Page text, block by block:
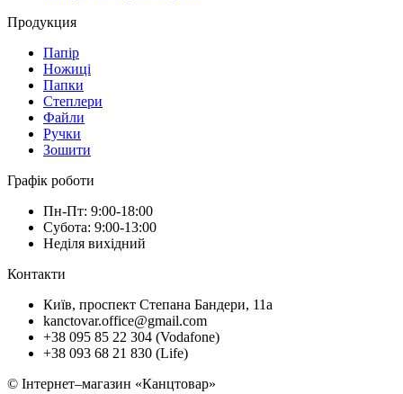
Продукция
Папір
Ножиці
Папки
Степлери
Файли
Ручки
Зошити
Графік роботи
Пн-Пт: 9:00-18:00
Субота: 9:00-13:00
Неділя вихідний
Контакти
Київ, проспект Степана Бандери, 11а
kanctovar.office@gmail.com
+38 095 85 22 304 (Vodafone)
+38 093 68 21 830 (Life)
© Інтернет–магазин «Канцтовар»